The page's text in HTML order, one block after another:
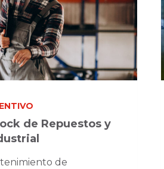
de Repuestos y
de